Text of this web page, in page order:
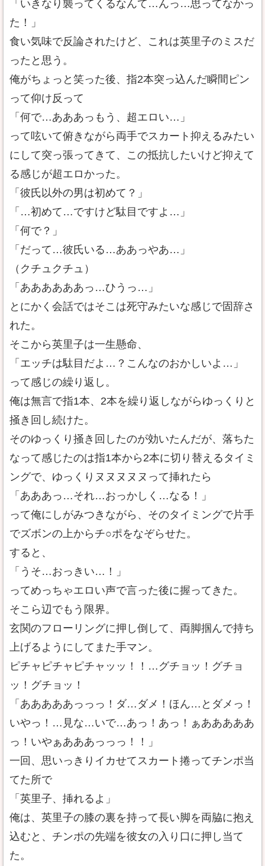
「いきなり襲ってくるなんて…んっ…思ってなかっ
た！」
食い気味で反論されたけど、これは英里子のミスだ
ったと思う。
俺がちょっと笑った後、指2本突っ込んだ瞬間ピン
って仰け反って
「何で…あああっもう、超エロい…」
って呟いて俯きながら両手でスカート抑えるみたい
にして突っ張ってきて、この抵抗したいけど抑えて
る感じが超エロかった。
「彼氏以外の男は初めて？」
「…初めて…ですけど駄目ですよ…」
「何で？」
「だって…彼氏いる…ああっやあ…」
（クチュクチュ）
「ああああああっ…ひうっ…」
とにかく会話ではそこは死守みたいな感じで固辞さ
れた。
そこから英里子は一生懸命、
「エッチは駄目だよ…？こんなのおかしいよ…」
って感じの繰り返し。
俺は無言で指1本、2本を繰り返しながらゆっくりと
掻き回し続けた。
そのゆっくり掻き回したのが効いたんだが、落ちた
なって感じたのは指1本から2本に切り替えるタイミ
ングで、ゆっくりヌヌヌヌヌって挿れたら
「あああっ…それ…おっかしく…なる！」
って俺にしがみつきながら、そのタイミングで片手
でズボンの上からチ○ポをなぞらせた。
すると、
「うそ…おっきい…！」
ってめっちゃエロい声で言った後に握ってきた。
そこら辺でもう限界。
玄関のフローリングに押し倒して、両脚掴んで持ち
上げるようにしてまた手マン。
ピチャピチャピチャッッ！！…グチョッ！グチョ
ッ！グチョッ！
「あああああっっっ！ダ…ダメ！ほん…とダメっ！
いやっ！…見な…いで…あっ！あっ！ぁあああああ
っ！いやぁあああっっっ！！」
一回、思いっきりイカせてスカート捲ってチンポ当
てた所で
「英里子、挿れるよ」
俺は、英里子の膝の裏を持って長い脚を両脇に抱え
込むと、チンポの先端を彼女の入り口に押し当て
た。